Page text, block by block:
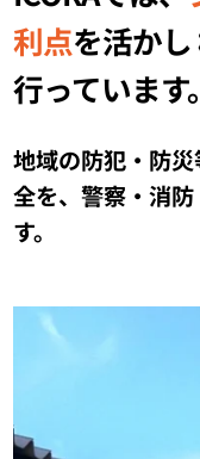
利点を活かし
行っています。
地域の防犯・防
全を、警察・消
す。